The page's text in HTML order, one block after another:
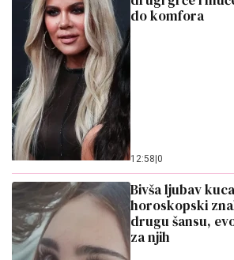
do komfora
12:58|0
Bivša ljubav
horoskopski
drugu šansu,
za njih